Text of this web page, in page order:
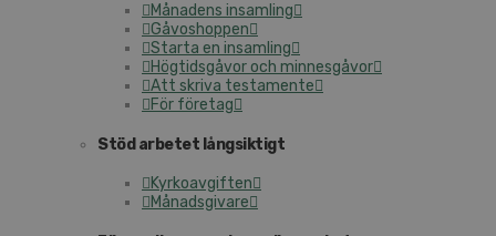
Månadens insamling
Gåvoshoppen
Starta en insamling
Högtidsgåvor och minnesgåvor
Att skriva testamente
För företag
Stöd arbetet långsiktigt
Kyrkoavgiften
Månadsgivare